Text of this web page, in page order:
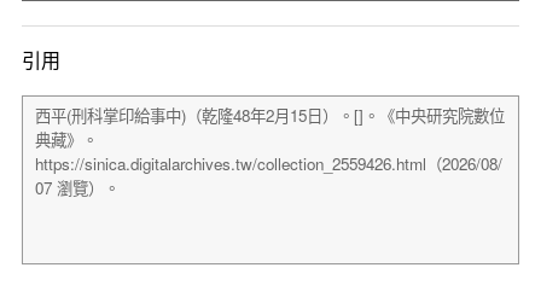
引用